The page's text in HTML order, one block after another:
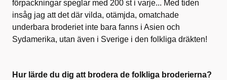
förpackningar speglar med 200 st i varje... Med tiden
insåg jag att det där vilda, otämjda, omatchade
underbara broderiet inte bara fanns i Asien och
Sydamerika, utan även i Sverige i den folkliga dräkten!
Hur lärde du dig att brodera de folkliga broderierna?